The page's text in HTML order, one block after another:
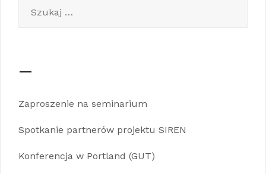
—
Zaproszenie na seminarium
Spotkanie partnerów projektu SIREN
Konferencja w Portland (GUT)